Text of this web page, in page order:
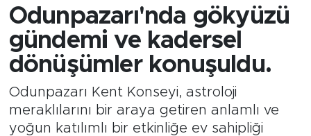
Odunpazarı'nda gökyüzü
gündemi ve kadersel
dönüşümler konuşuldu.
Odunpazarı Kent Konseyi, astroloji
meraklılarını bir araya getiren anlamlı ve
yoğun katılımlı bir etkinliğe ev sahipliği
Siyaset
Spor
Sağlık
Ekonomi
Trafik Durumu
Süper Lig Puan Durumu ve Fikstür
Tüm Manşetler
Son Dakika Haberleri